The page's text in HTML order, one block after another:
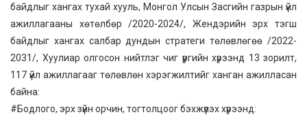
байдлыг хангах тухай хууль, Монгол Улсын Засгийн газрын үйл
ажиллагааны хөтөлбөр /2020-2024/, Жендэрийн эрх тэгш
байдлыг хангах салбар дундын стратеги төлөвлөгөө /2022-
2031/, Хуулиар олгосон нийтлэг чиг үүргийн хүрээнд 13 зорилт,
117 үйл ажиллагааг төлөвлөн хэрэгжилтийг ханган ажилласан
байна:
#Бодлого, эрх зүйн орчин, тогтолцоог бэхжүүлэх хүрээнд: